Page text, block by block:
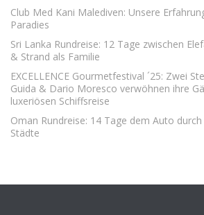
Club Med Kani Malediven: Unsere
Paradies
Sri Lanka Rundreise: 12 Tage zwischen
& Strand als Familie
EXCELLENCE Gourmetfestival ´25: Zwei
Guida & Dario Moresco verwöhnen ihre
luxeriösen Schiffsreise
Oman Rundreise: 14 Tage dem Auto
Städte